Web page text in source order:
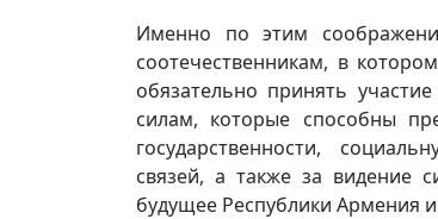
Именно по этим
соотечественникам, в
обязательно принять
силам, которые способны
государственности,
связей, а также за видение
будущее Республики Армения